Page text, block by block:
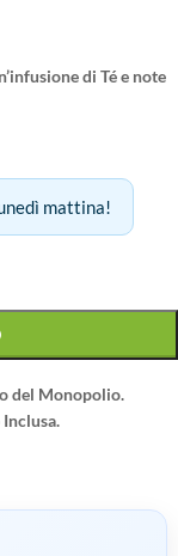
di Té e note
mattina!
del Monopolio.